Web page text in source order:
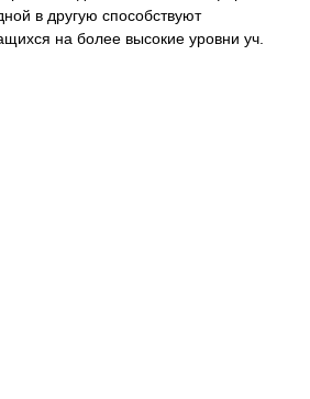
в другую способствуют
на более высокие уровни уч.